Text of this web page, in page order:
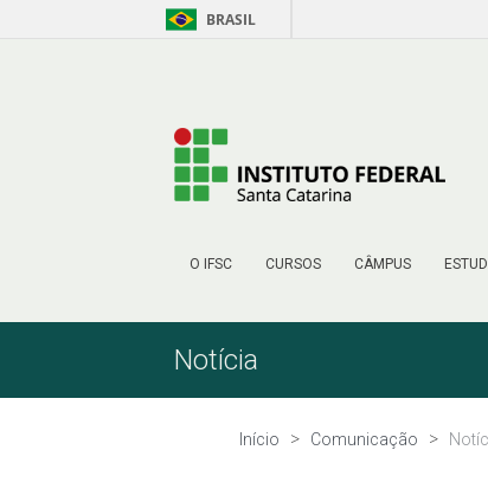
Pular para o Conteúdo BRASIL
O IFSC CURSOS CÂMPUS
Notícia
Início Comunicação